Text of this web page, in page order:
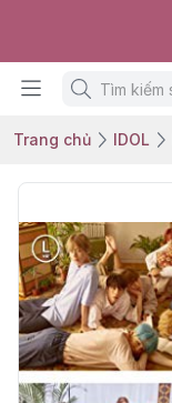
Trang chủ IDOL